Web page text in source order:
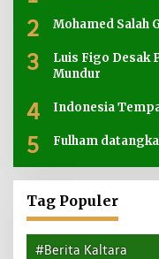
2 Mohamed Salah
3
Luis Figo Desak
Mundur
4 Indonesia
5 Fulham
Tag Populer
#Berita Kaltara